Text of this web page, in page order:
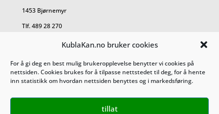
KublaKan.no bruker cookies
For å gi deg en best mulig brukeropplevelse benytter vi cookies på
nettsiden. Cookies brukes for å tilpasse nettstedet til deg, for å hente
inn statistikk om hvordan nettsiden benyttes og i markedsføring.
tillat
1453 Bjørnemyr
Tlf. 489 28 270
KublaKan AS 927 470 527
Salgsbetingelser
Personvern